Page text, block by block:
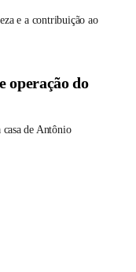
e a contribuição ao
operação do
de Antônio